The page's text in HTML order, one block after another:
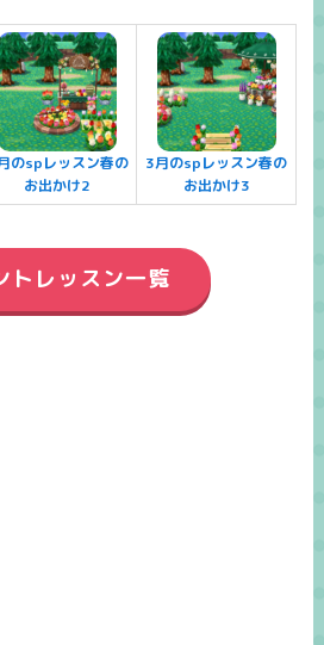
のspレッスン春の
お出かけ2
3月のspレッスン春の
お出かけ3
トレッスン一覧